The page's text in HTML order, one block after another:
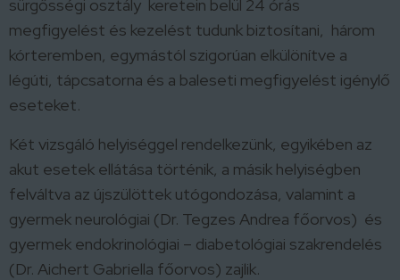
sürgősségi osztály keretein belül 24 órás
megfigyelést és kezelést tudunk biztosítani, három
kórteremben, egymástól szigorúan elkülönítve a
légúti, tápcsatorna és a baleseti megfigyelést igénylő
eseteket.
Két vizsgáló helyiséggel rendelkezünk, egyikében az
akut esetek ellátása történik, a másik helyiségben
felváltva az újszülöttek utógondozása, valamint a
gyermek neurológiai (Dr. Tegzes Andrea főorvos) és
gyermek endokrinológiai – diabetológiai szakrendelés
(Dr. Aichert Gabriella főorvos) zajlik.